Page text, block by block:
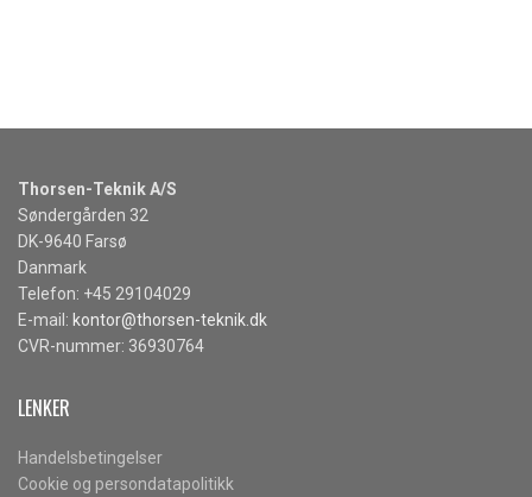
Thorsen-Teknik A/S
Søndergården 32
DK-9640 Farsø
Danmark
Telefon: +45 29104029
E-mail: kontor@thorsen-teknik.dk
CVR-nummer: 36930764
LENKER
Handelsbetingelser
Cookie og persondatapolitikk